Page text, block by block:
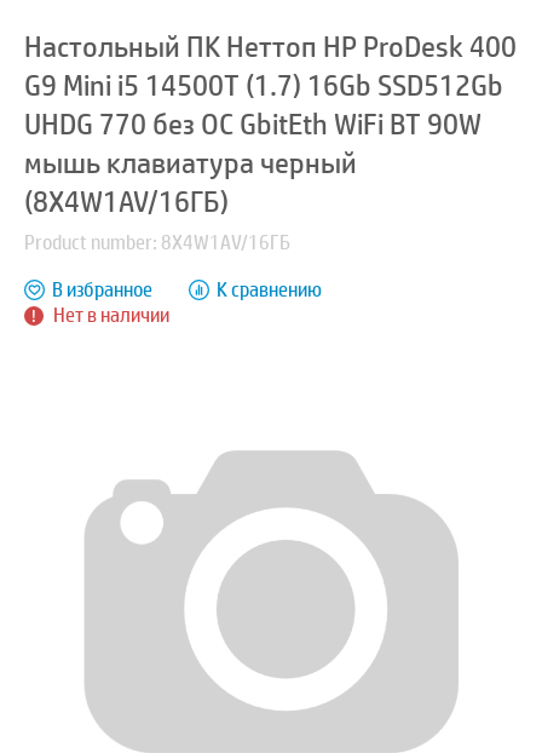
Настольный ПК Неттоп HP ProDesk 400
G9 Mini i5 14500T (1.7) 16Gb SSD512Gb
UHDG 770 без ОС GbitEth WiFi BT 90W
мышь клавиатура черный
(8X4W1AV/16ГБ)
Product number: 8X4W1AV/16ГБ
Нет в наличии
В избранное К сравнению